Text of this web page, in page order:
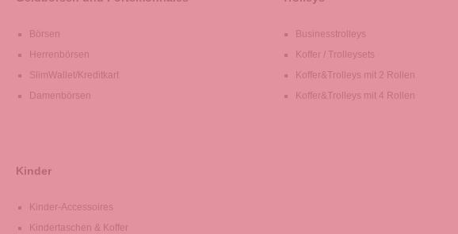
Börsen
Herrenbörsen
SlimWallet/Kreditkart
Damenbörsen
Businesstrolleys
Koffer / Trolleysets
Koffer&Trolleys mit 2 Rollen
Koffer&Trolleys mit 4 Rollen
Kinder
Kinder-Accessoires
Kindertaschen & Koffer